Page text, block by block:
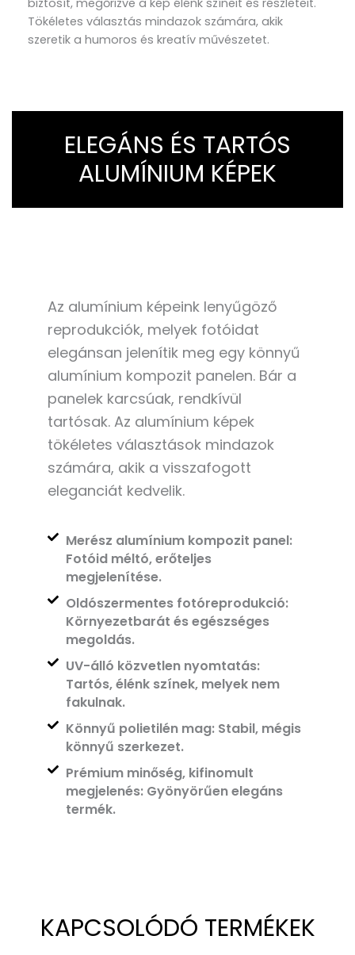
Tökéletes választás mindazok számára, akik
szeretik a humoros és kreatív művészetet.
ELEGÁNS ÉS TARTÓS
ALUMÍNIUM KÉPEK
Az alumínium képeink lenyűgöző
reprodukciók, melyek fotóidat
elegánsan jelenítik meg egy könnyű
alumínium kompozit panelen. Bár a
panelek karcsúak, rendkívül
tartósak. Az alumínium képek
tökéletes választások mindazok
számára, akik a visszafogott
eleganciát kedvelik.
Merész alumínium kompozit panel:
Fotóid méltó, erőteljes
megjelenítése.
Oldószermentes fotóreprodukció:
Környezetbarát és egészséges
megoldás.
UV-álló közvetlen nyomtatás:
Tartós, élénk színek, melyek nem
fakulnak.
Könnyű polietilén mag: Stabil, mégis
könnyű szerkezet.
Prémium minőség, kifinomult
megjelenés: Gyönyörűen elegáns
termék.
KAPCSOLÓDÓ TERMÉKEK